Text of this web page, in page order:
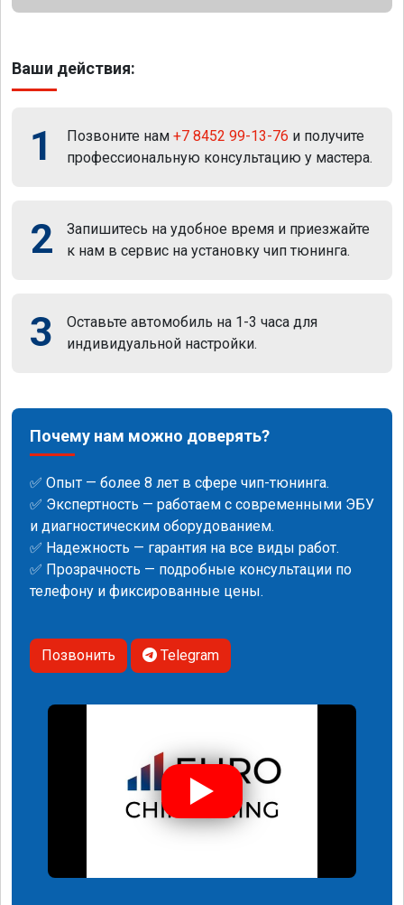
Ваши действия:
1 Позвоните нам +7 8452 99-13-76 и получите
профессиональную консультацию у мастера.
2
Запишитесь на удобное время и приезжайте
к нам в сервис на установку чип тюнинга.
3
Оставьте автомобиль на 1-3 часа для
индивидуальной настройки.
Почему нам можно доверять?
✅ Опыт — более 8 лет в сфере чип-тюнинга.
✅ Экспертность — работаем с современными ЭБУ
и диагностическим оборудованием.
✅ Надежность — гарантия на все виды работ.
✅ Прозрачность — подробные консультации по
телефону и фиксированные цены.
Позвонить Telegram